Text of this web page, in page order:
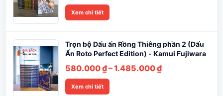
Xem chi tiết
Trọn bộ Dấu ấn Rồng Thiêng phần 2 (Dấu
Ấn Roto Perfect Edition) - Kamui Fujiwara
580.000₫–1.485.000₫Khoảng
Xem chi tiết